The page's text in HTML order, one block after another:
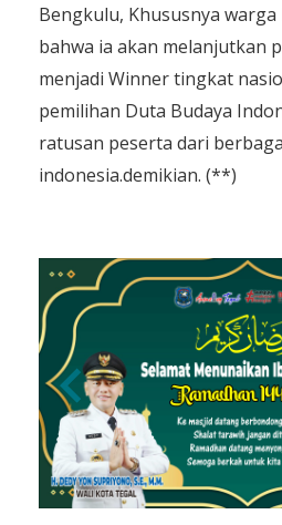
Bengkulu, Khususnya
bahwa ia akan melanjutkan
menjadi Winner tingkat
pemilihan Duta Budaya
ratusan peserta dari
indonesia.demikian. (**)